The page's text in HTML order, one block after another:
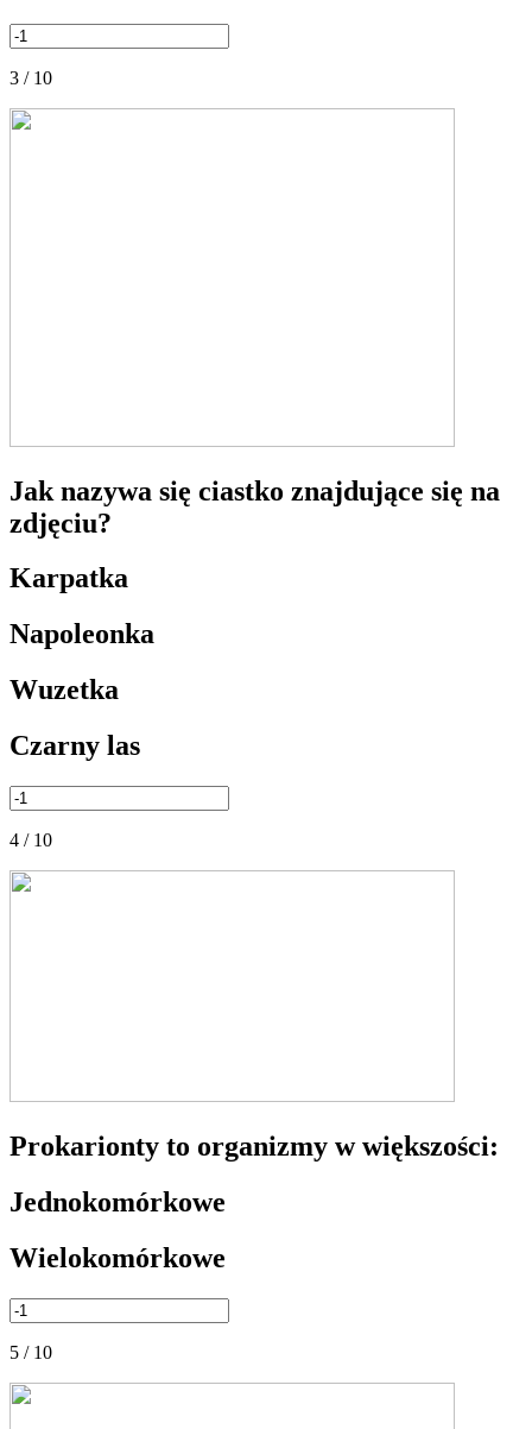
3 / 10
Jak nazywa się ciastko znajdujące się na
zdjęciu?
Karpatka
Napoleonka
Wuzetka
Czarny las
4 / 10
Prokarionty to organizmy w większości:
Jednokomórkowe
Wielokomórkowe
5 / 10